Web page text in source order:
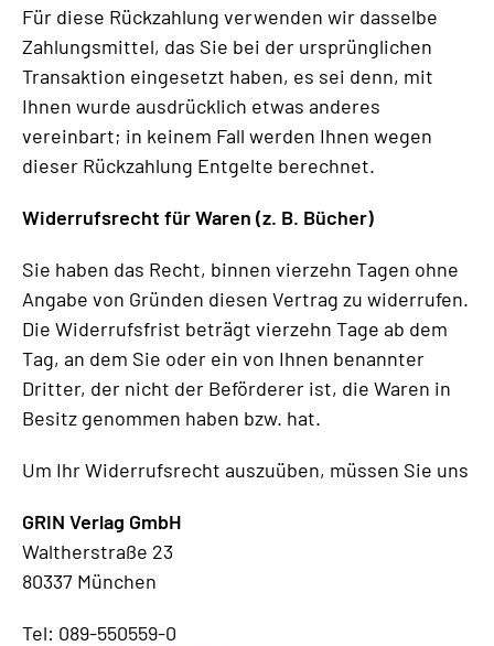
Für diese Rückzahlung verwenden wir dasselbe
Zahlungsmittel, das Sie bei der ursprünglichen
Transaktion eingesetzt haben, es sei denn, mit
Ihnen wurde ausdrücklich etwas anderes
vereinbart; in keinem Fall werden Ihnen wegen
dieser Rückzahlung Entgelte berechnet.
Widerrufsrecht für Waren (z. B. Bücher)
Sie haben das Recht, binnen vierzehn Tagen ohne
Angabe von Gründen diesen Vertrag zu widerrufen.
Die Widerrufsfrist beträgt vierzehn Tage ab dem
Tag, an dem Sie oder ein von Ihnen benannter
Dritter, der nicht der Beförderer ist, die Waren in
Besitz genommen haben bzw. hat.
Um Ihr Widerrufsrecht auszuüben, müssen Sie uns
GRIN Verlag GmbH
Waltherstraße 23
80337 München
Tel: 089-550559-0